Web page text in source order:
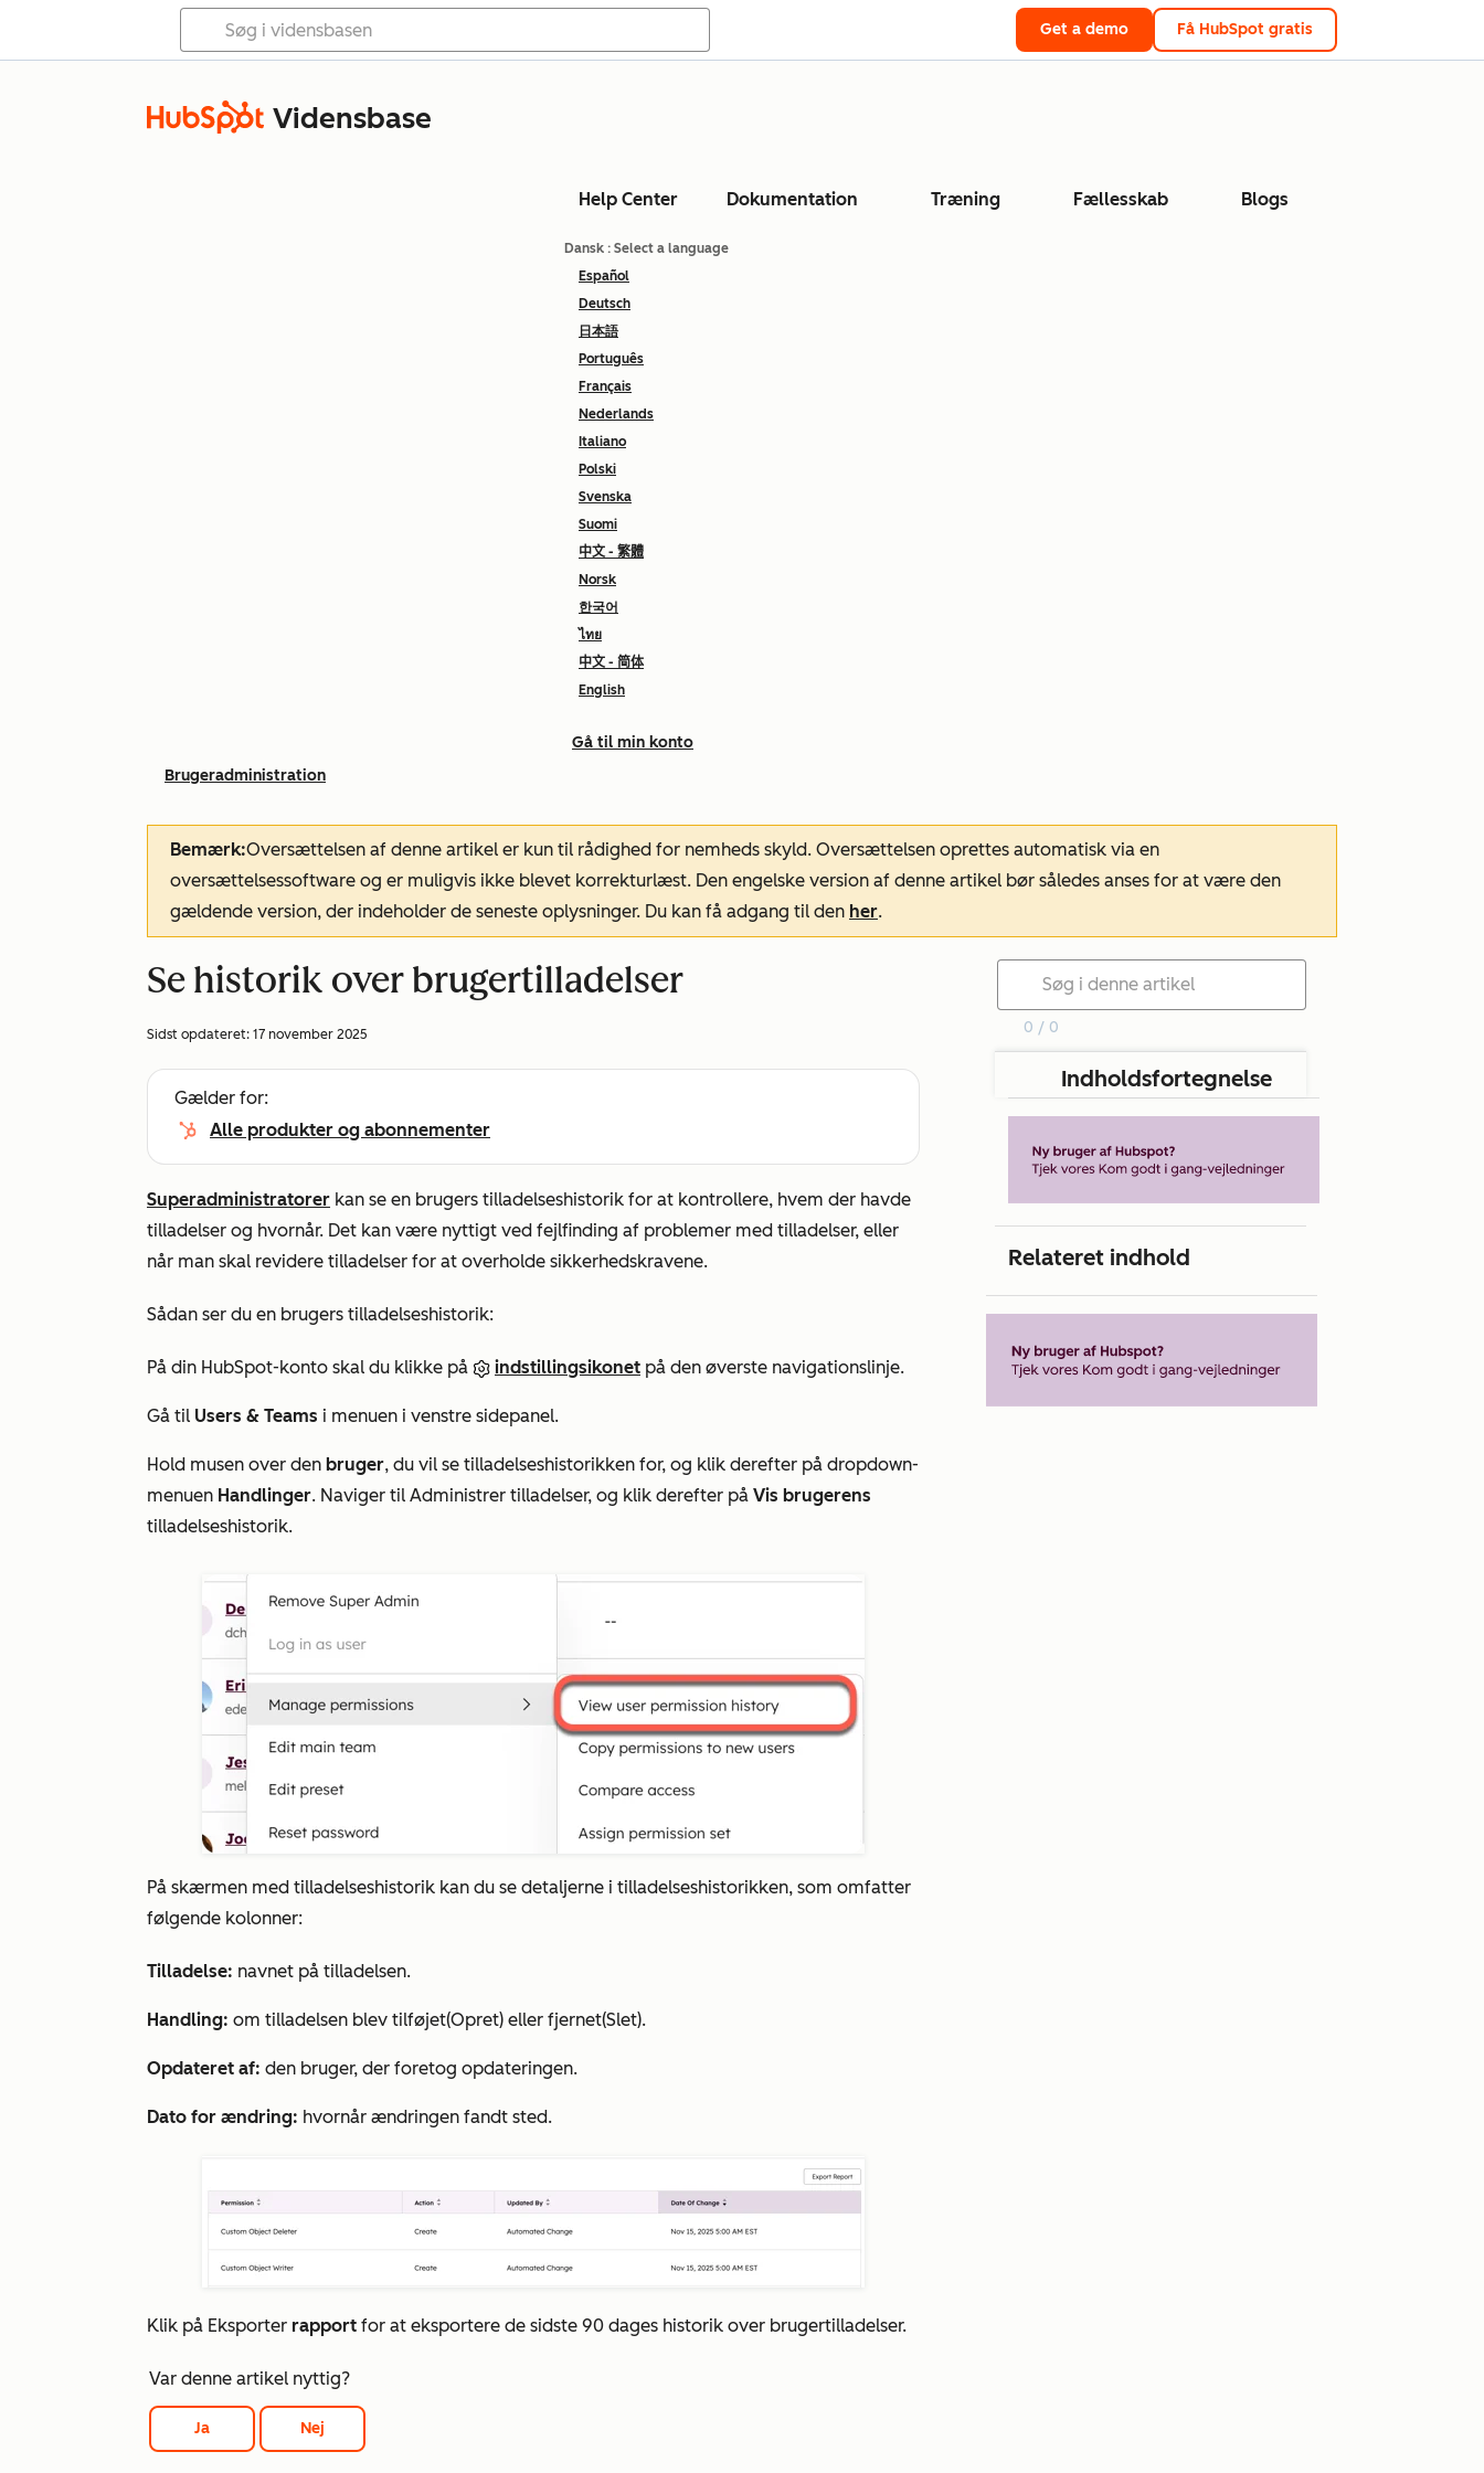
Get a demo Få HubSpot gratis
Vidensbase
Help Center Dokumentation Træning Fællesskab Blogs
Dansk : Select a language
Español
Deutsch
日本語
Português
Français
Nederlands
Italiano
Polski
Svenska
Suomi
中文 - 繁體
Norsk
한국어
ไทย
中文 - 简体
English
Gå til min konto
Brugeradministration
Bemærk:Oversættelsen af denne artikel er kun til rådighed for nemheds skyld. Oversættelsen oprettes automatisk via en
oversættelsessoftware og er muligvis ikke blevet korrekturlæst. Den engelske version af denne artikel bør således anses for at være den
gældende version, der indeholder de seneste oplysninger. Du kan få adgang til den her.
Se historik over brugertilladelser
Sidst opdateret: 17 november 2025
Gælder for:
Alle produkter og abonnementer
Superadministratorer kan se en brugers tilladelseshistorik for at kontrollere, hvem der havde
tilladelser og hvornår. Det kan være nyttigt ved fejlfinding af problemer med tilladelser, eller
når man skal revidere tilladelser for at overholde sikkerhedskravene.
Sådan ser du en brugers tilladelseshistorik:
På din HubSpot-konto skal du klikke på indstillingsikonet på den øverste navigationslinje.
Gå til Users & Teams i menuen i venstre sidepanel.
Hold musen over den bruger, du vil se tilladelseshistorikken for, og klik derefter på dropdown-
menuen Handlinger. Naviger til Administrer tilladelser, og klik derefter på Vis brugerens
tilladelseshistorik.
På skærmen med tilladelseshistorik kan du se detaljerne i tilladelseshistorikken, som omfatter
følgende kolonner:
Tilladelse: navnet på tilladelsen.
Handling: om tilladelsen blev tilføjet(Opret) eller fjernet(Slet).
Opdateret af: den bruger, der foretog opdateringen.
Dato for ændring: hvornår ændringen fandt sted.
Klik på Eksporter rapport for at eksportere de sidste 90 dages historik over brugertilladelser.
Var denne artikel nyttig?
Ja Nej
0 / 0
Indholdsfortegnelse
Relateret indhold